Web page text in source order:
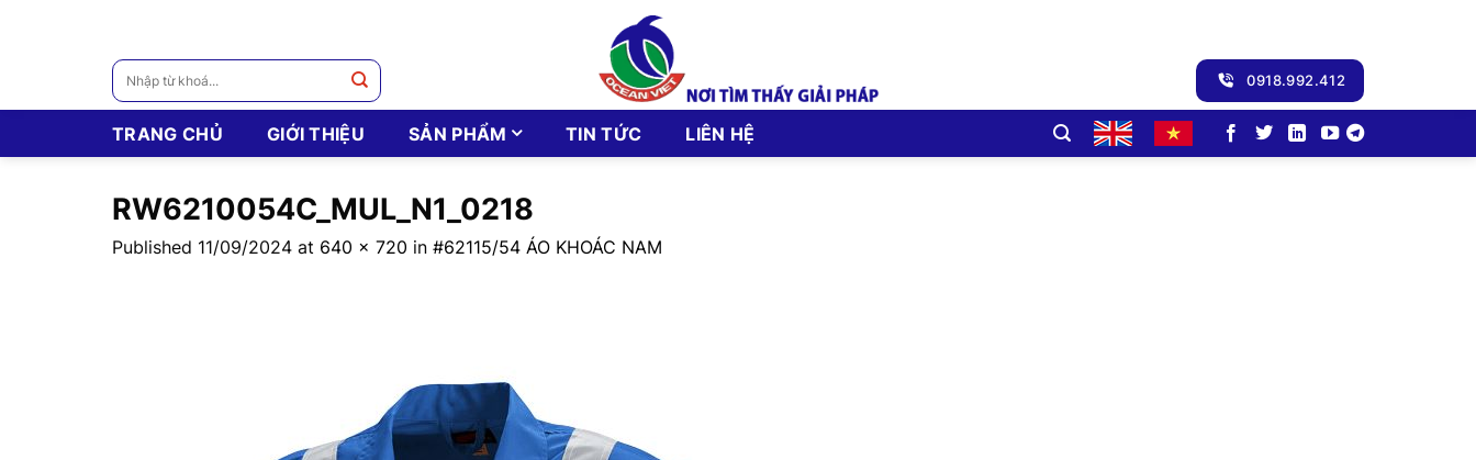
Tìm
kiếm:
0918.992.412
TRANG CHỦ GIỚI THIỆU SẢN PHẨM TIN TỨC LIÊN HỆ
RW6210054C_MUL_N1_0218
Published 11/09/2024 at 640 × 720 in #62115/54 ÁO KHOÁC NAM